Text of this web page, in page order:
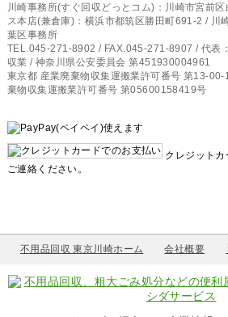
川崎事務所(すぐ回収どっとコム)：川崎市宮前
ス本店(兼倉庫)：横浜市都筑区勝田町691-2 / 川
葉区事務所
TEL.045-271-8902 / FAX.045-271-8907 / 代表
収業 / 神奈川県公安委員会 第451930004961
東京都 産業廃棄物収集運搬業許可番号 第13-
棄物収集運搬業許可番号 第05600158419号
クレジット
ご連絡ください。
不用品回収 東京川崎ホーム 会社概要